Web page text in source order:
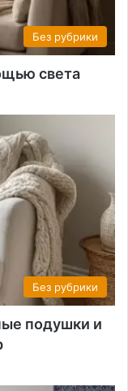
Без рубрики
света
Без рубрики
подушки и